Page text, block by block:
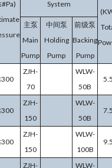
System
主泵
Main
Pump
中间泵
Holding
Pump
前级泵
Backing
Pump
ZJH-
70
WLW-
50B
ZJH-
150
WLW-
50B
ZJH-
150
WLW-
100B
ZJH-
WLW-